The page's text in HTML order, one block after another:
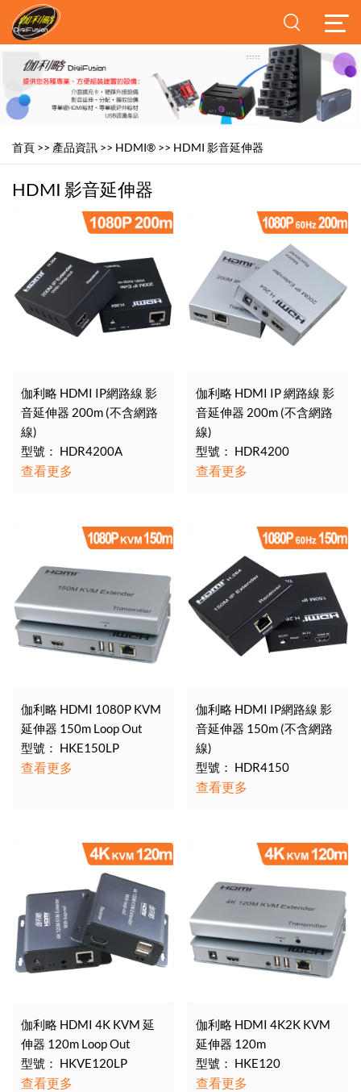
首頁 >> 產品資訊 >> HDMI® >> HDMI 影音延伸器
HDMI 影音延伸器
伽利略 HDMI IP網路線 影
音延伸器 200m (不含網路
線)
型號： HDR4200A
查看更多
伽利略 HDMI IP 網路線 影
音延伸器 200m (不含網路
線)
型號： HDR4200
查看更多
伽利略 HDMI 1080P KVM
延伸器 150m Loop Out
型號： HKE150LP
查看更多
伽利略 HDMI IP網路線 影
音延伸器 150m (不含網路
線)
型號： HDR4150
查看更多
伽利略 HDMI 4K KVM 延
伸器 120m Loop Out
型號： HKVE120LP
查看更多
伽利略 HDMI 4K2K KVM
延伸器 120m
型號： HKE120
查看更多